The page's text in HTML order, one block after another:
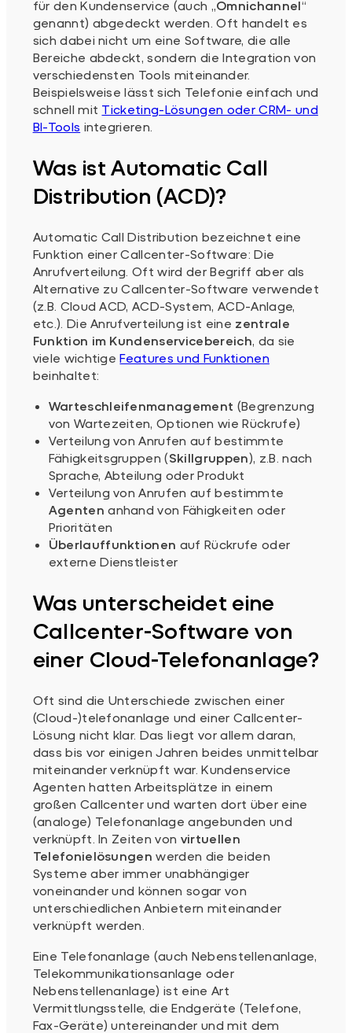
für den Kundenservice (auch „ Omnichannel“
genannt) abgedeckt werden. Oft handelt es
sich dabei nicht um eine Software, die alle
Bereiche abdeckt, sondern die Integration von
verschiedensten Tools miteinander.
Beispielsweise lässt sich Telefonie einfach und
schnell mit Ticketing-Lösungen oder CRM- und
BI-Tools integrieren.
Was ist Automatic Call
Distribution (ACD)?
Automatic Call Distribution bezeichnet eine
Funktion einer Callcenter-Software: Die
Anrufverteilung. Oft wird der Begriff aber als
Alternative zu Callcenter-Software verwendet
(z.B. Cloud ACD, ACD-System, ACD-Anlage,
etc.). Die Anrufverteilung ist eine zentrale
Funktion im Kundenservicebereich, da sie
viele wichtigeFeatures und Funktionen
beinhaltet:
Warteschleifenmanagement (Begrenzung
von Wartezeiten, Optionen wie Rückrufe)
Verteilung von Anrufen auf bestimmte
Fähigkeitsgruppen (Skillgruppen), z.B. nach
Sprache, Abteilung oder Produkt
Verteilung von Anrufen auf bestimmte
Agenten anhand von Fähigkeiten oder
Prioritäten
Überlauffunktionen auf Rückrufe oder
externe Dienstleister
Was unterscheidet eine
Callcenter-Software von
einer Cloud-Telefonanlage?
Oft sind die Unterschiede zwischen einer
(Cloud-)telefonanlage und einer Callcenter-
Lösung nicht klar. Das liegt vor allem daran,
dass bis vor einigen Jahren beides unmittelbar
miteinander verknüpft war. Kundenservice
Agenten hatten Arbeitsplätze in einem
großen Callcenter und warten dort über eine
(analoge) Telefonanlage angebunden und
verknüpft. In Zeiten von virtuellen
Telefonielösungen werden die beiden
Systeme aber immer unabhängiger
voneinander und können sogar von
unterschiedlichen Anbietern miteinander
verknüpft werden.
Eine Telefonanlage (auch Nebenstellenanlage,
Telekommunikationsanlage oder
Nebenstellenanlage) ist eine Art
Vermittlungsstelle, die Endgeräte (Telefone,
Fax-Geräte) untereinander und mit dem